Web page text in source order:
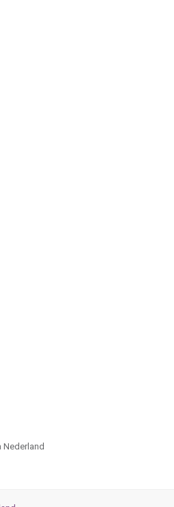
Nederland